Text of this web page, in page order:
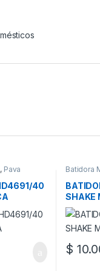
, Pava
40
Batidora
SHAKE
$